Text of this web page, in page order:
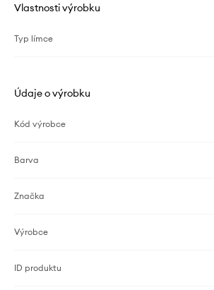
Vlastnosti výrobku
Typ límce
Údaje o výrobku
Kód výrobce
Barva
Značka
Výrobce
ID produktu